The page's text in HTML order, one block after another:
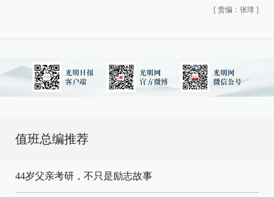
[ 责编：张璋 ]
值班总编推荐
44岁父亲考研，不只是励志故事